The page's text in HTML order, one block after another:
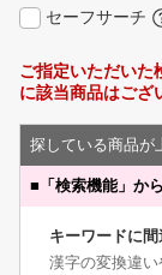
セーフサーチ
ご指定いただい
に該当商品はござ
探している商品が
■ 「検索機能」か
キーワードに
漢字の変換違